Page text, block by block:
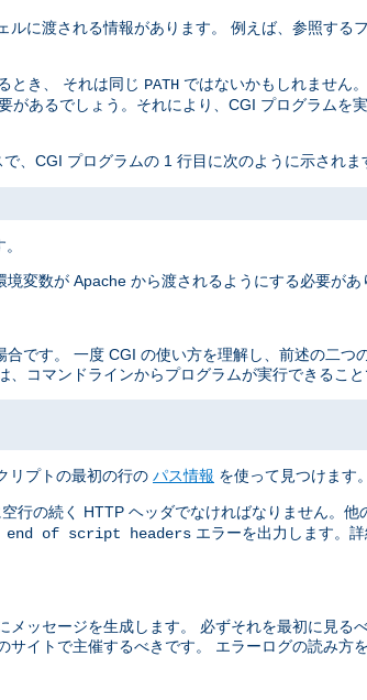
に渡される情報があります。 例えば、参照する
とき、 それは同じ PATH ではないかもしれません
があるでしょう。それにより、CGI プログラムを
、CGI プログラムの 1 行目に次のように示されま
変数が Apache から渡されるようにする必要があ
です。 一度 CGI の使い方を理解し、前述の二つ
コマンドラインからプログラムが実行できるこ
リプトの最初の行の パス情報 を使って見つけます
行の続く HTTP ヘッダでなければなりません。
end of script headers エラーを出力します。
ッセージを生成します。 必ずそれを最初に見る
イトで主催するべきです。 エラーログの読み方